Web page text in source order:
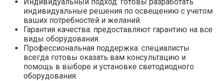
индивидуальные решения по освещению с учетом
ваших потребностей и желаний.
Гарантия качества: предоставляют гарантию на все
виды оборудования.
Профессиональная поддержка: специалисты
всегда готовы оказать вам консультацию и
помощь в выборе и установке светодиодного
оборудования.